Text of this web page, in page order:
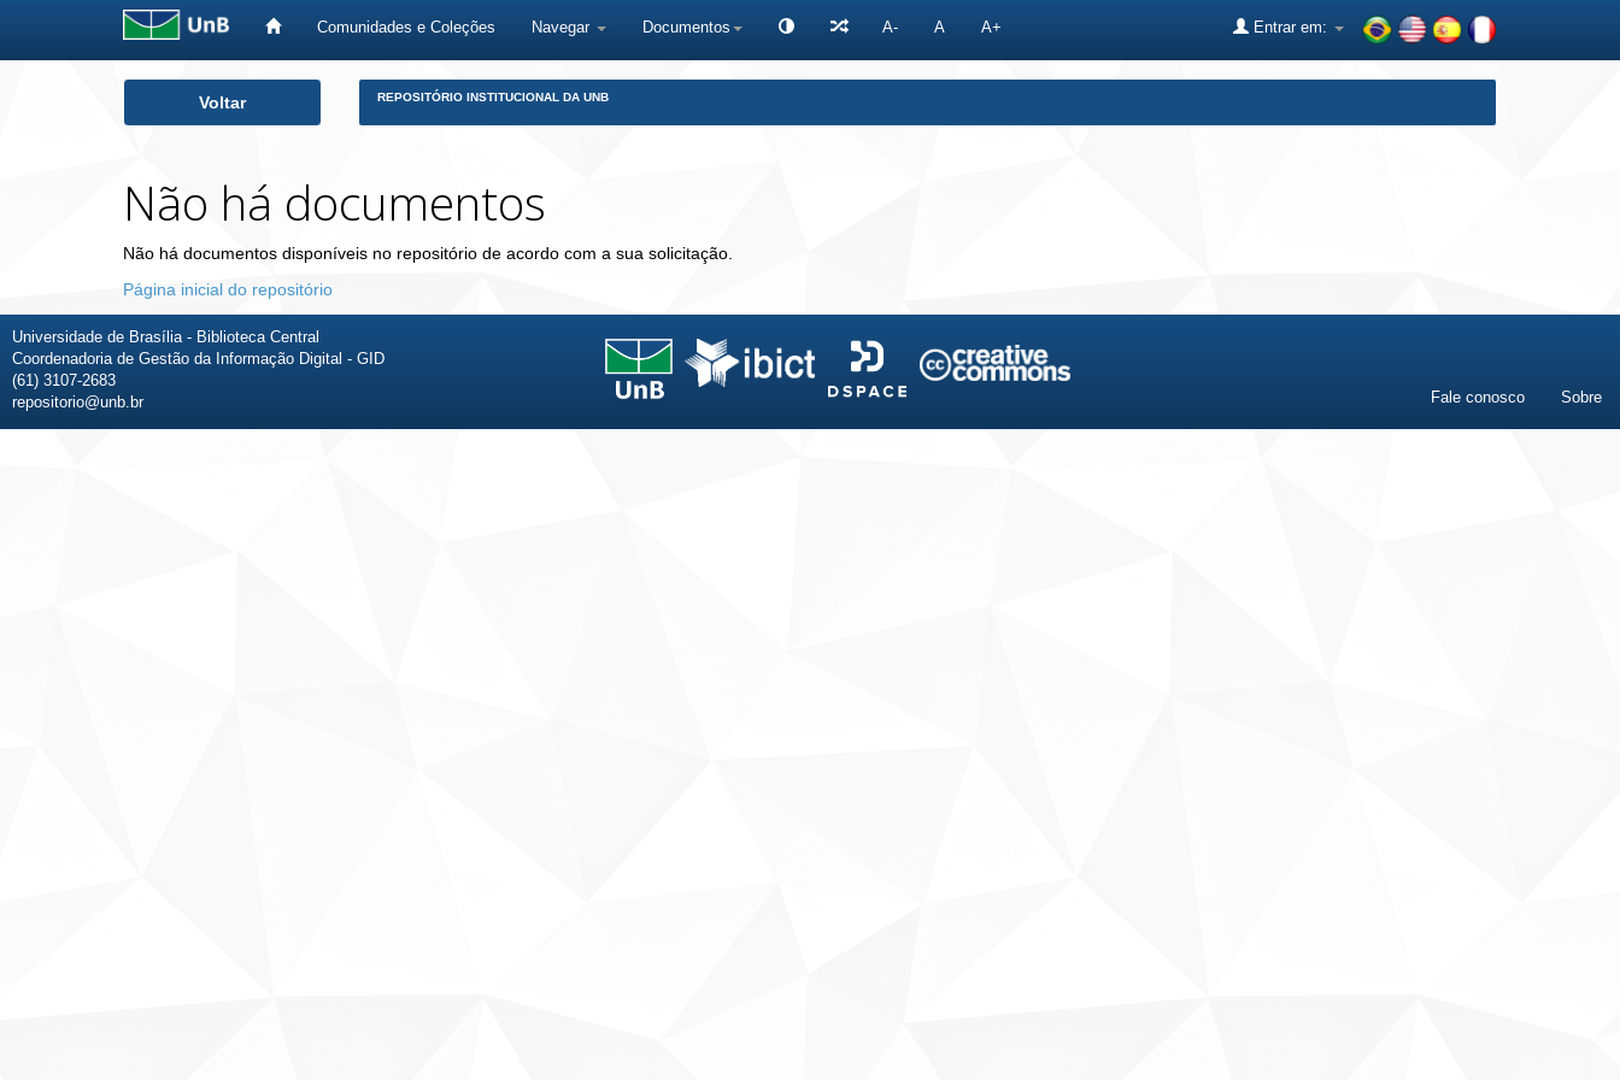
Comunidades e Coleções Navegar Documentos A- A A+ Entrar em:
Voltar REPOSITÓRIO INSTITUCIONAL DA UNB
Não há documentos
Não há documentos disponíveis no repositório de acordo com a sua solicitação.
Página inicial do repositório
Universidade de Brasília - Biblioteca Central
Coordenadoria de Gestão da Informação Digital - GID
(61) 3107-2683
repositorio@unb.br
Fale conosco Sobre